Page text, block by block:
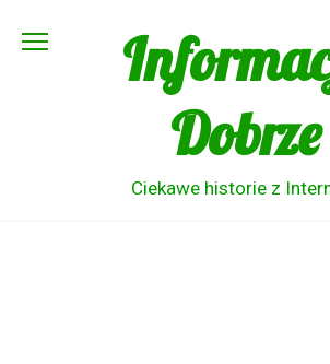
Dobrze
Ciekawe historie z